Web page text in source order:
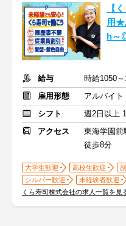
【
用★
h～
給与
時給1050
雇用形態
アルバイト
シフト
週2日以上
アクセス
東海学園前
徒歩8分
大学生歓迎 高校生歓迎
シルバー歓迎
未経験者歓迎
くら寿司株式会社の求人一覧を見